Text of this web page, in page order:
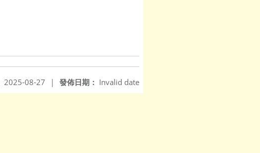
發佈日期： Invalid date
2025-08-27 |